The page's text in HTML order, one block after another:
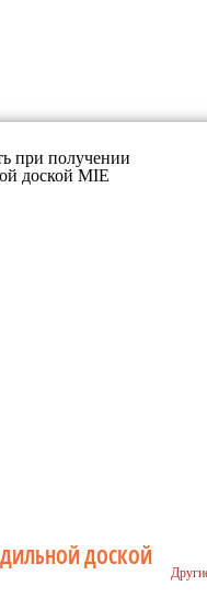
ДОСКОЙ